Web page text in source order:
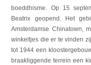
boeddhisme. Op 15
Beatrix geopend. Het
Amsterdamse Chinatown,
winkeltjes die er te vinden
tot 1944 een
braakliggende terrein een